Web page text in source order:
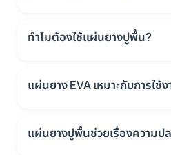
(Rubber Roll) เหมาะกับพื้นที่กว้างๆ แ
(Rubber Tile) เหมาะกับพื้นที่ที่ต้องรับ
ทำไมต้องใช้แผ่นยางปูพื้น?
สะอาดง่าย และช่วยเพิ่มความปลอดภั
แผ่นยาง EVA เหมาะกับการใช้
กำลังกายเบาๆ เพราะน้ำหนักเบา ติดตั้
แผ่นยางปูพื้นช่วยเรื่องความป